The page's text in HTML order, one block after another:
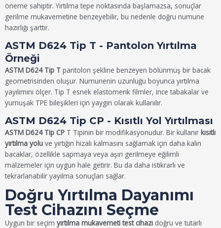
öneme sahiptir. Yırtılma tepe noktasında başlamazsa, sonuçlar
gerilme mukavemetine benzeyebilir, bu nedenle doğru numune
hazırlığı şarttır.
ASTM D624 Tip T - Pantolon Yırtılma
Örneği
ASTM D624 Tip T pantolon şekline benzeyen bölünmüş bir bacak
geometrisinden oluşur. Numunenin uzunluğu boyunca yırtılma
yayılımını ölçer. Tip T esnek elastomerik filmler, ince tabakalar ve
yumuşak TPE bileşikleri için yaygın olarak kullanılır.
ASTM D624 Tip CP - Kısıtlı Yol Yırtılması
ASTM D624 Tip CP T Tipinin bir modifikasyonudur. Bir kullanır kısıtlı
yırtılma yolu ve yırtığın hizalı kalmasını sağlamak için daha kalın
bacaklar, özellikle sapmaya veya aşırı gerilmeye eğilimli
malzemeler için uygun hale getirir. Bu da daha istikrarlı ve
tekrarlanabilir yayılma sonuçları sağlar.
Doğru Yırtılma Dayanımı
Test Cihazını Seçme
Uygun bir seçim yırtılma mukavemeti test cihazı doğru ve tutarlı